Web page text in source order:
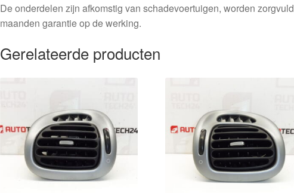
De onderdelen zijn afkomstig van schadevoertuigen, worden
maanden garantie op de werking.
Gerelateerde producten